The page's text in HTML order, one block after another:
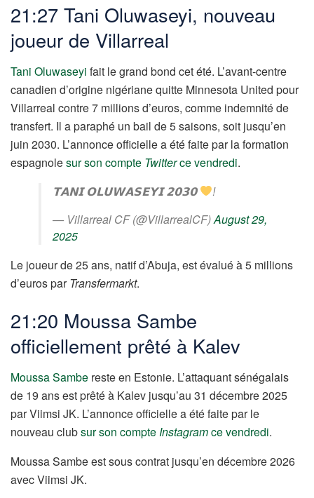
21:27 Tani Oluwaseyi, nouveau
joueur de Villarreal
Tani Oluwaseyi fait le grand bond cet été. L’avant-centre
canadien d’origine nigériane quitte Minnesota United pour
Villarreal contre 7 millions d’euros, comme indemnité de
transfert. Il a paraphé un bail de 5 saisons, soit jusqu’en
juin 2030. L’annonce officielle a été faite par la formation
espagnolesur son compte Twitterce vendredi.
𝗧𝗔𝗡𝗜 𝗢𝗟𝗨𝗪𝗔𝗦𝗘𝗬𝗜 𝟮𝟬𝟯𝟬
!
— Villarreal CF (@VillarrealCF)August 29,
2025
Le joueur de 25 ans, natif d’Abuja, est évalué à 5 millions
d’euros parTransfermarkt.
21:20 Moussa Sambe
officiellement prêté à Kalev
Moussa Sambe reste en Estonie. L’attaquant sénégalais
de 19 ans est prêté à Kalev jusqu’au 31 décembre 2025
par Viimsi JK. L’annonce officielle a été faite par le
nouveau clubsur son compteInstagramce vendredi.
Moussa Sambe est sous contrat jusqu’en décembre 2026
avec Viimsi JK.